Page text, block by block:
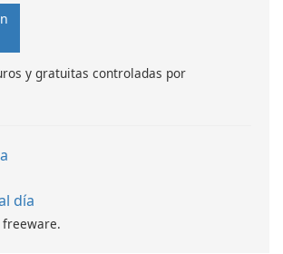
a sense
y gratuitas controladas por
día
freeware.